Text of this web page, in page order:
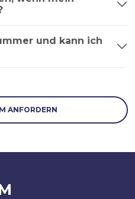
und kann ich
ANFORDERN